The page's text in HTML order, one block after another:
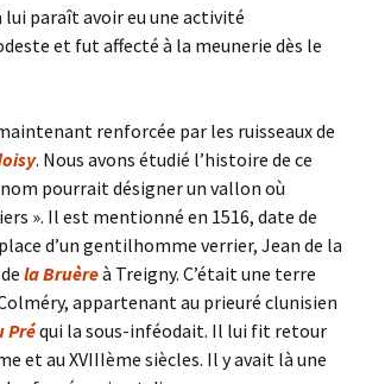
lui paraît avoir eu une activité
et fut affecté à la meunerie dès le
renforcée par les ruisseaux de
. Nous avons étudié l’histoire de ce
pourrait désigner un vallon où
». Il est mentionné en 1516, date de
d’un gentilhomme verrier, Jean de la
la Bruèreà Treigny. C’était une terre
appartenant au prieuré clunisien
Préqui la sous-inféodait. Il lui fit retour
et au XVIIIème siècles. Il y avait là une